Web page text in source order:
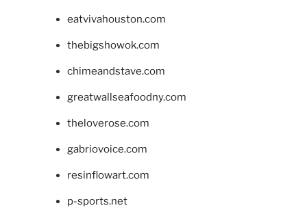
eatvivahouston.com
thebigshowok.com
chimeandstave.com
greatwallseafoodny.com
theloverose.com
gabriovoice.com
resinflowart.com
p-sports.net